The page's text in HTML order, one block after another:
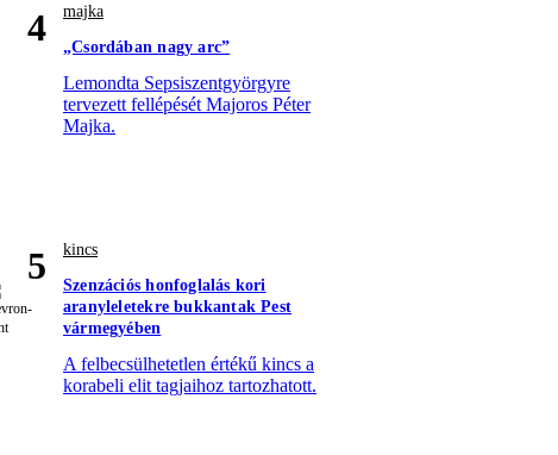
4
majka
„Csordában nagy arc”
Lemondta Sepsiszentgyörgyre
tervezett fellépését Majoros Péter
Majka.
5
kincs
Szenzációs honfoglalás kori
aranyleletekre bukkantak Pest
vármegyében
A felbecsülhetetlen értékű kincs a
korabeli elit tagjaihoz tartozhatott.